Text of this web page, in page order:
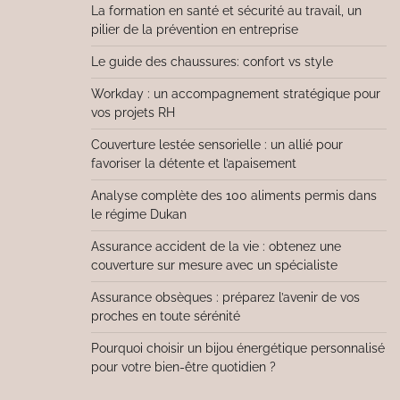
La formation en santé et sécurité au travail, un
pilier de la prévention en entreprise
Le guide des chaussures: confort vs style
Workday : un accompagnement stratégique pour
vos projets RH
Couverture lestée sensorielle : un allié pour
favoriser la détente et l’apaisement
Analyse complète des 100 aliments permis dans
le régime Dukan
Assurance accident de la vie : obtenez une
couverture sur mesure avec un spécialiste
Assurance obsèques : préparez l’avenir de vos
proches en toute sérénité
Pourquoi choisir un bijou énergétique personnalisé
pour votre bien-être quotidien ?